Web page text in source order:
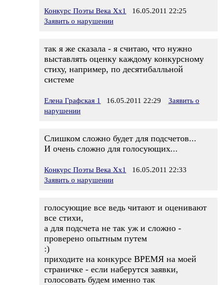
Конкурс Поэты Века Хх1
16.05.2011 22:25
Заявить о нарушении
так я же сказала - я считаю, что нужно
выставлять оценку каждому конкурсному
стиху, например, по десятибалльной
системе
Елена Графская 1 16.05.2011 22:29
Заявить о
нарушении
Слишком сложно будет для подсчетов...
И очень сложно для голосующих...
Конкурс Поэты Века Хх1
16.05.2011 22:33
Заявить о нарушении
голосующие все ведь читают и оценивают
все стихи,
а для подсчета не так уж и сложно -
проверено опытным путем
:)
приходите на конкурсе ВРЕМЯ на моей
страничке - если наберутся заявки,
голосовать будем именно так